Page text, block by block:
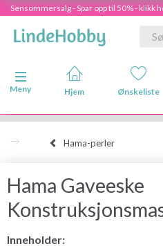
Sensommersalg - Spar opp til 50% - klikk
Veksle navigasjon
Meny
Hjem Ønskeliste
Hama-perler
Hama Gaveeske
Inneholder: